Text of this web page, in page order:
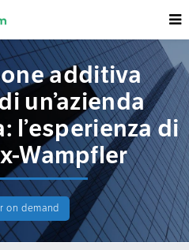
additiva
un’azienda
l’esperienza di
Wampfler
on demand